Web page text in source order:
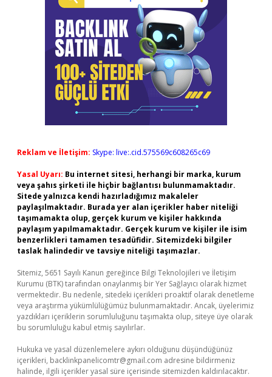
Reklam ve İletişim: Skype: live:.cid.575569c608265c69
Yasal Uyarı: Bu internet sitesi, herhangi bir marka, kurum
veya şahıs şirketi ile hiçbir bağlantısı bulunmamaktadır.
Sitede yalnızca kendi hazırladığımız makaleler
paylaşılmaktadır. Burada yer alan içerikler haber niteliği
taşımamakta olup, gerçek kurum ve kişiler hakkında
paylaşım yapılmamaktadır. Gerçek kurum ve kişiler ile isim
benzerlikleri tamamen tesadüfidir. Sitemizdeki bilgiler
taslak halindedir ve tavsiye niteliği taşımazlar.
Sitemiz, 5651 Sayılı Kanun gereğince Bilgi Teknolojileri ve İletişim
Kurumu (BTK) tarafından onaylanmış bir Yer Sağlayıcı olarak hizmet
vermektedir. Bu nedenle, sitedeki içerikleri proaktif olarak denetleme
veya araştırma yükümlülüğümüz bulunmamaktadır. Ancak, üyelerimiz
yazdıkları içeriklerin sorumluluğunu taşımakta olup, siteye üye olarak
bu sorumluluğu kabul etmiş sayılırlar.
Hukuka ve yasal düzenlemelere aykırı olduğunu düşündüğünüz
içerikleri, backlinkpanelicomtr@gmail.com adresine bildirmeniz
halinde, ilgili içerikler yasal süre içerisinde sitemizden kaldırılacaktır.